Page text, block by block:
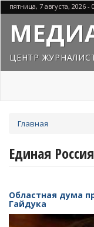
Перейти
к
основному
содержанию
пятница, 7 августа, 2026 -
ЦЕНТР
здесь
Главная
Единая Россия
Областная дума
Гайдука